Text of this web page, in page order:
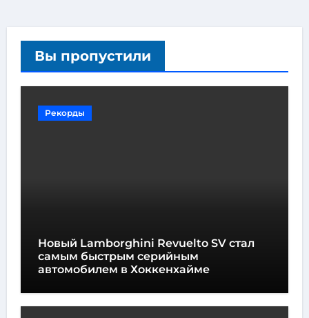
Вы пропустили
Рекорды
Новый Lamborghini Revuelto SV стал
самым быстрым серийным
автомобилем в Хоккенхайме